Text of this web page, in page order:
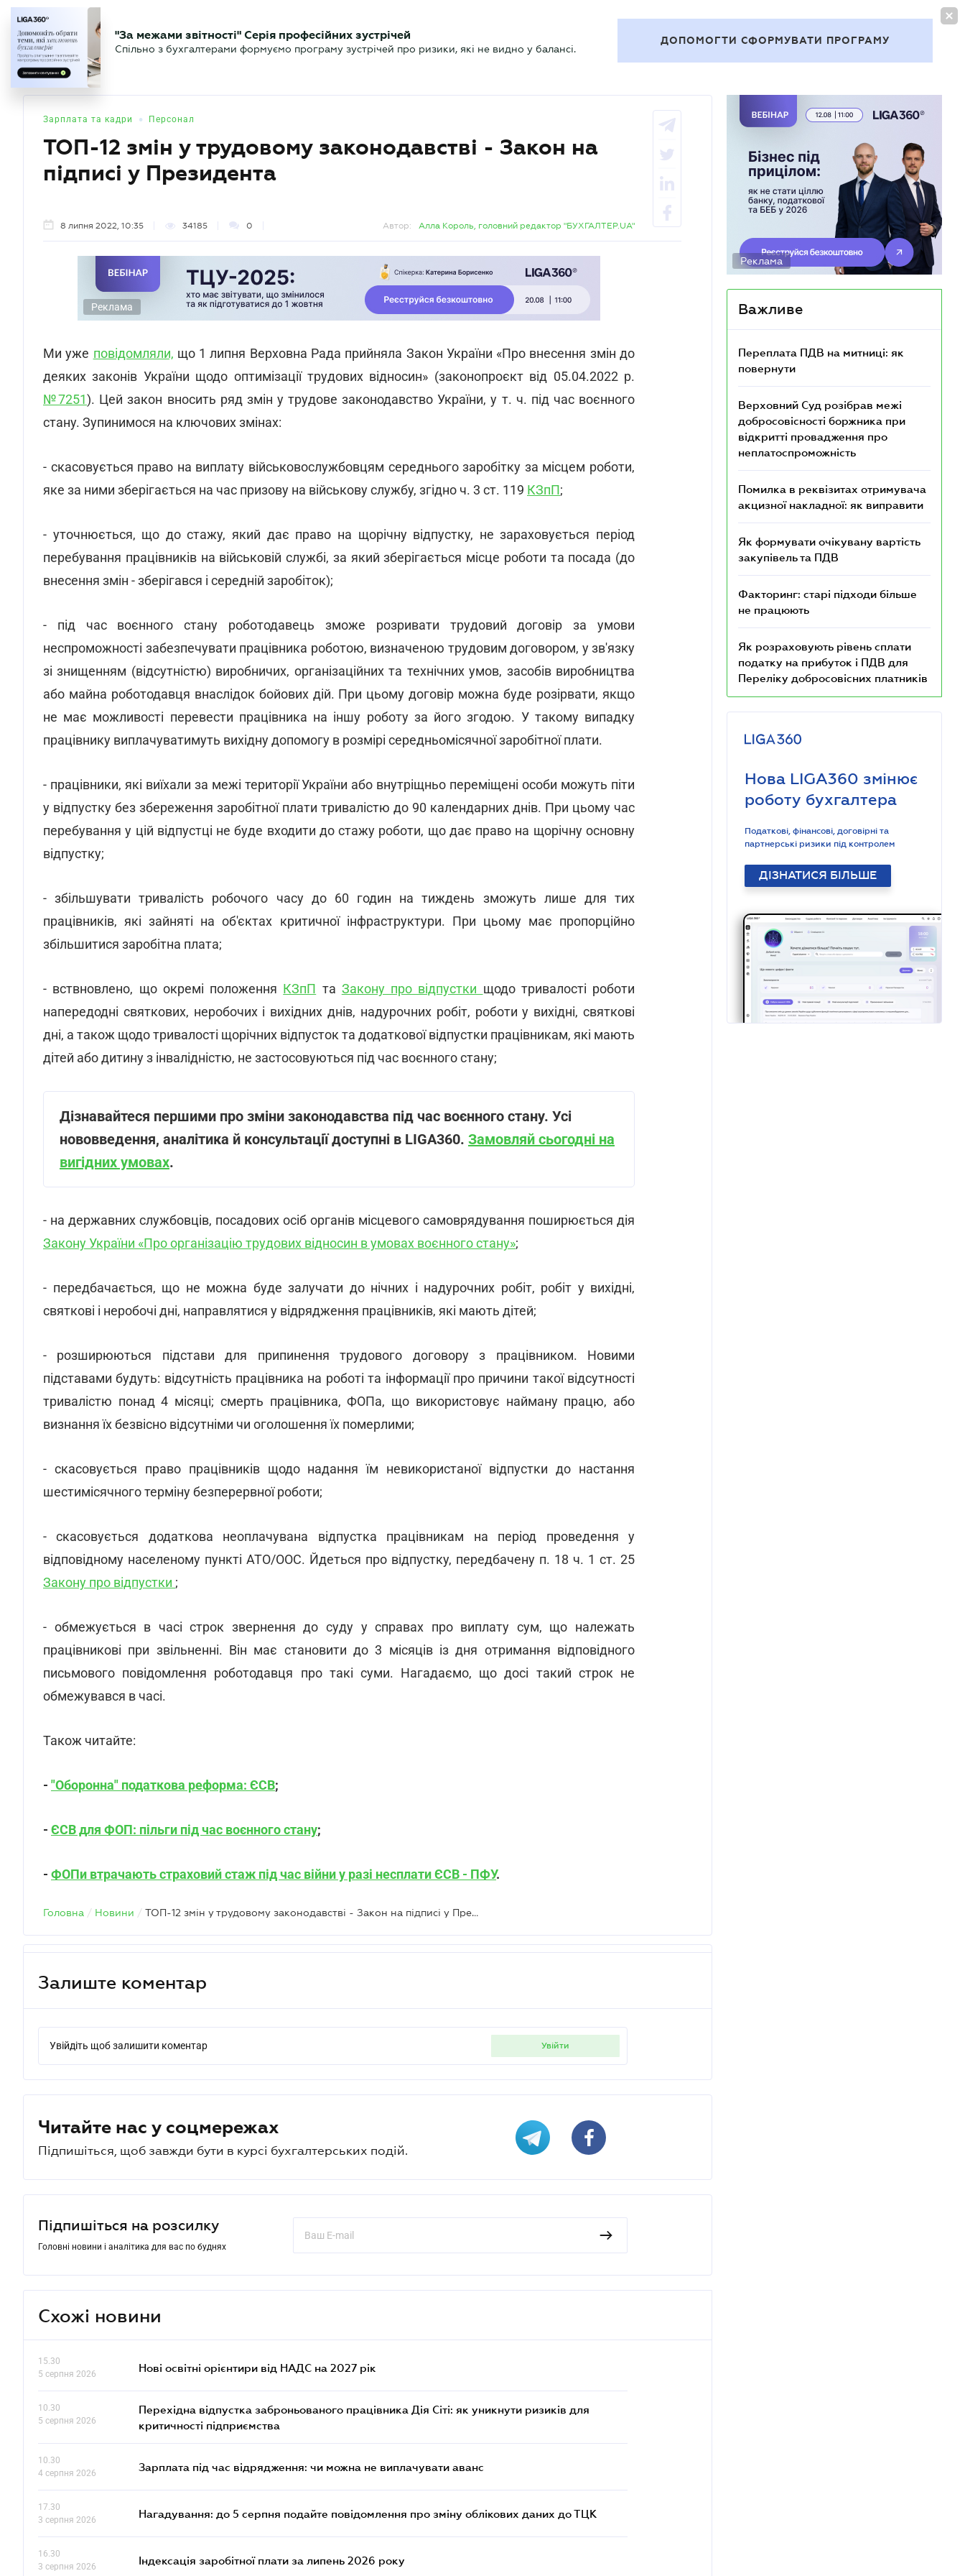
БУХГАЛТЕР Новини Аналітика Календар Актуально
"За межами звітності" Серія професійних зустрічей
Спільно з бухгалтерами формуємо програму зустрічей про ризики, які не видно у балансі.
ДОПОМОГТИ СФОРМУВАТИ ПРОГРАМУ
Зарплата та кадри • Персонал
ТОП-12 змін у трудовому законодавстві - Закон на
підписі у Президента
8 липня 2022, 10:35 34185 0 Автор: Алла Король, головний редактор "БУХГАЛТЕР.UA"
Реклама
Ми уже повідомляли, що 1 липня Верховна Рада прийняла Закон України «Про внесення змін до
деяких законів України щодо оптимізації трудових відносин» (законопроєкт від 05.04.2022 р.
№7251). Цей закон вносить ряд змін у трудове законодавство України, у т. ч. під час воєнного
стану. Зупинимося на ключових змінах:
- скасовується право на виплату військовослужбовцям середнього заробітку за місцем роботи,
яке за ними зберігається на час призову на військову службу, згідно ч. 3 ст. 119 КЗпП;
- уточнюється, що до стажу, який дає право на щорічну відпустку, не зараховується період
перебування працівників на військовій службі, за який зберігається місце роботи та посада (до
внесення змін - зберігався і середній заробіток);
- під час воєнного стану роботодавець зможе розривати трудовий договір за умови
неспроможності забезпечувати працівника роботою, визначеною трудовим договором, у зв'язку
зі знищенням (відсутністю) виробничих, організаційних та технічних умов, засобів виробництва
або майна роботодавця внаслідок бойових дій. При цьому договір можна буде розірвати, якщо
не має можливості перевести працівника на іншу роботу за його згодою. У такому випадку
працівнику виплачуватимуть вихідну допомогу в розмірі середньомісячної заробітної плати.
- працівники, які виїхали за межі території України або внутріщньо переміщені особи можуть піти
у відпустку без збереження заробітної плати тривалістю до 90 календарних днів. При цьому час
перебування у цій відпустці не буде входити до стажу роботи, що дає право на щорічну основну
відпустку;
- збільшувати тривалість робочого часу до 60 годин на тиждень зможуть лише для тих
працівників, які зайняті на об'єктах критичної інфраструктури. При цьому має пропорційно
збільшитися заробітна плата;
- вствновлено, що окремі положення КЗпП та Закону про відпустки щодо тривалості роботи
напередодні святкових, неробочих і вихідних днів, надурочних робіт, роботи у вихідні, святкові
дні, а також щодо тривалості щорічних відпусток та додаткової відпустки працівникам, які мають
дітей або дитину з інвалідністю, не застосовуються під час воєнного стану;
Дізнавайтеся першими про зміни законодавства під час воєнного стану. Усі
нововведення, аналітика й консультації доступні в LIGA360. Замовляй сьогодні на
вигідних умовах.
- на державних службовців, посадових осіб органів місцевого самоврядування поширюється дія
Закону України «Про організацію трудових відносин в умовах воєнного стану»;
- передбачається, що не можна буде залучати до нічних і надурочних робіт, робіт у вихідні,
святкові і неробочі дні, направлятися у відрядження працівників, які мають дітей;
- розширюються підстави для припинення трудового договору з працівником. Новими
підставами будуть: відсутність працівника на роботі та інформації про причини такої відсутності
тривалістю понад 4 місяці; смерть працівника, ФОПа, що використовує найману працю, або
визнання їх безвісно відсутніми чи оголошення їх померлими;
- скасовується право працівників щодо надання їм невикористаної відпустки до настання
шестимісячного терміну безперервної роботи;
- скасовується додаткова неоплачувана відпустка працівникам на період проведення у
відповідному населеному пункті АТО/ООС. Йдеться про відпустку, передбачену п. 18 ч. 1 ст. 25
Закону про відпустки ;
- обмежується в часі строк звернення до суду у справах про виплату сум, що належать
працівникові при звільненні. Він має становити до 3 місяців із дня отримання відповідного
письмового повідомлення роботодавця про такі суми. Нагадаємо, що досі такий строк не
обмежувався в часі.
Також читайте:
- "Оборонна" податкова реформа: ЄСВ;
- ЄСВ для ФОП: пільги під час воєнного стану;
- ФОПи втрачають страховий стаж під час війни у разі несплати ЄСВ - ПФУ.
Головна / Новини / ТОП-12 змін у трудовому законодавстві - Закон на підписі у Президента
Залиште коментар
Увійдіть щоб залишити коментар увійти
Читайте нас у соцмережах
Підпишіться, щоб завжди бути в курсі бухгалтерських подій.
Підпишіться на розсилку
Головні новини і аналітика для вас по буднях
Схожі новини
15.30
5 серпня 2026
Нові освітні орієнтири від НАДС на 2027 рік
10.30
5 серпня 2026
Перехідна відпустка заброньованого працівника Дія Сіті: як уникнути ризиків для
критичності підприємства
10.30
4 серпня 2026
Зарплата під час відрядження: чи можна не виплачувати аванс
17.30
3 серпня 2026
Нагадування: до 5 серпня подайте повідомлення про зміну облікових даних до ТЦК
16.30
3 серпня 2026
Індексація заробітної плати за липень 2026 року
Реклама
Важливе
Переплата ПДВ на митниці: як
повернути
Верховний Суд розібрав межі
добросовісності боржника при
відкритті провадження про
неплатоспроможність
Помилка в реквізитах отримувача
акцизної накладної: як виправити
Як формувати очікувану вартість
закупівель та ПДВ
Факторинг: старі підходи більше
не працюють
Як розраховують рівень сплати
податку на прибуток і ПДВ для
Переліку добросовісних платників
Нова LIGA360 змінює
роботу бухгалтера
Податкові, фінансові, договірні та
партнерські ризики під контролем
ДІЗНАТИСЯ БІЛЬШЕ